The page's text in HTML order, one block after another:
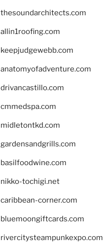
thesoundarchitects.com
allin1roofing.com
keepjudgewebb.com
anatomyofadventure.com
drivancastillo.com
cmmedspa.com
midletontkd.com
gardensandgrills.com
basilfoodwine.com
nikko-tochigi.net
caribbean-corner.com
bluemoongiftcards.com
rivercitysteampunkexpo.com